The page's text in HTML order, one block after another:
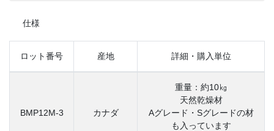
仕様
ロット番号 産地 詳細・購入単位
BMP12M-3 カナダ
重量：約10㎏
天然乾燥材
Aグレード・Sグレードの材
も入っています